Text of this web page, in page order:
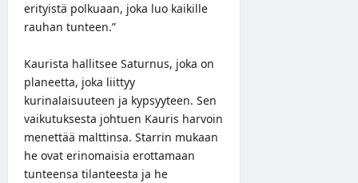
erityistä polkuaan, joka luo kaikille
rauhan tunteen.”
Kaurista hallitsee Saturnus, joka on
planeetta, joka liittyy
kurinalaisuuteen ja kypsyyteen. Sen
vaikutuksesta johtuen Kauris harvoin
menettää malttinsa. Starrin mukaan
he ovat erinomaisia erottamaan
tunteensa tilanteesta ja he